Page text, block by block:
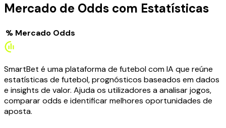
Mercado de Odds com Estatísticas
% Mercado Odds
SmartBet é uma plataforma de futebol com IA que reúne
estatísticas de futebol, prognósticos baseados em dados
e insights de valor. Ajuda os utilizadores a analisar jogos,
comparar odds e identificar melhores oportunidades de
aposta.